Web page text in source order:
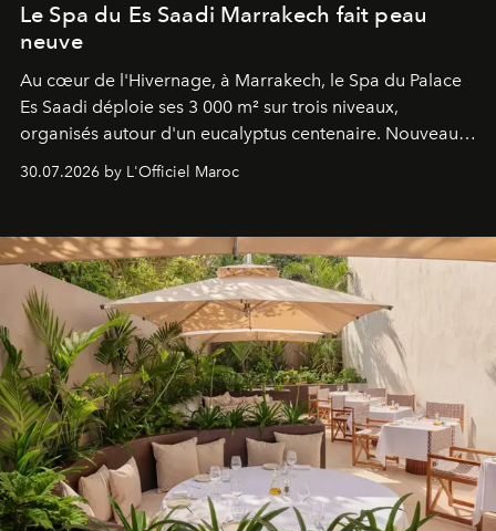
Le Spa du Es Saadi Marrakech fait peau
neuve
Au cœur de l'Hivernage, à Marrakech, le Spa du Palace
Es Saadi déploie ses 3 000 m² sur trois niveaux,
organisés autour d'un eucalyptus centenaire. Nouveau
Lobby Bien-Être et Beauté, exclusivité mondiale en
neuro-cosmétique, parcours thermal et studio dédié au
entièreté, entre science des émotions et rituels
reposants.
30.07.2026 by L'Officiel Maroc